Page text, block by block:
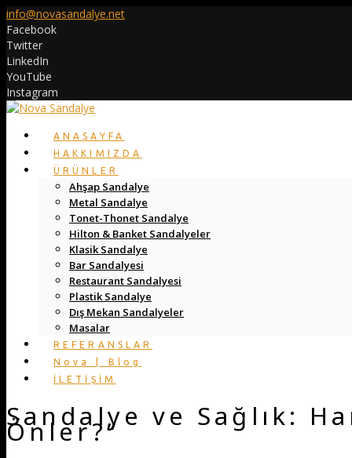
info@novasandalye.net
Facebook
Twitter
LinkedIn
YouTube
Instagram
ANASAYFA
HAKKIMIZDA
ÜRÜNLER
Ahşap Sandalye
Metal Sandalye
Tonet-Thonet Sandalye
Hilton & Banket Sandalyeler
Klasik Sandalye
Bar Sandalyesi
Restaurant Sandalyesi
Plastik Sandalye
Dış Mekan Sandalyeler
Masalar
REFERANSLAR
Nova | Blog
İLETİŞİM
Sandalye ve Sağlık:
Önler?”